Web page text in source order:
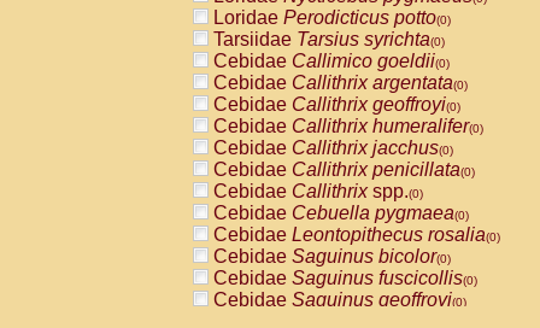
Loridae Perodicticus potto(0)
Tarsiidae Tarsius syrichta(0)
Cebidae Callimico goeldii(0)
Cebidae Callithrix argentata(0)
Cebidae Callithrix geoffroyi(0)
Cebidae Callithrix humeralifer(0)
Cebidae Callithrix jacchus(0)
Cebidae Callithrix penicillata(0)
Cebidae Callithrixspp.(0)
Cebidae Cebuella pygmaea(0)
Cebidae Leontopithecus rosalia(0)
Cebidae Saguinus bicolor(0)
Cebidae Saguinus fuscicollis(0)
Cebidae Saguinus geoffroyi(0)